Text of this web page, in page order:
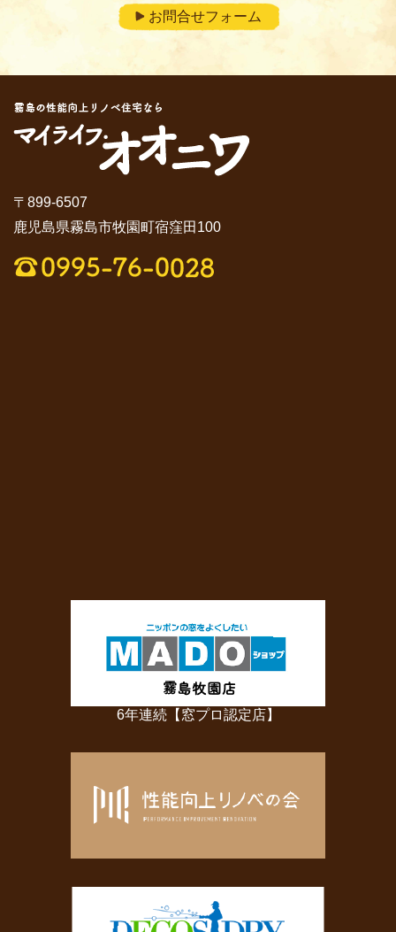
お問合せフォーム
〒899-6507
鹿児島県霧島市牧園町宿窪田100
6年連続【窓プロ認定店】